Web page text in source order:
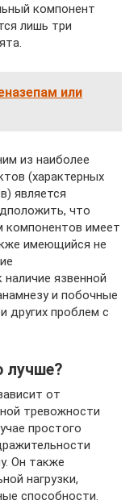
компонент
лишь три
или
из наиболее
(характерных
является
что
компонентов имеет
имеющийся не
язвенной
и побочные
других проблем с
лучше?
от
тревожности
простого
Он также
нагрузки,
способности.